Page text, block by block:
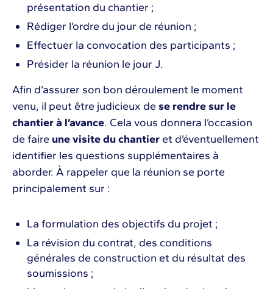
présentation du chantier ;
Rédiger l’ordre du jour de réunion ;
Effectuer la convocation des participants ;
Présider la réunion le jour J.
Afin d’assurer son bon déroulement le moment
venu, il peut être judicieux de se rendre sur le
chantier à l’avance. Cela vous donnera l’occasion
de faire une visite du chantier et d’éventuellement
identifier les questions supplémentaires à
aborder. À rappeler que la réunion se porte
principalement sur :
La formulation des objectifs du projet ;
La révision du contrat, des conditions
générales de construction et du résultat des
soumissions ;